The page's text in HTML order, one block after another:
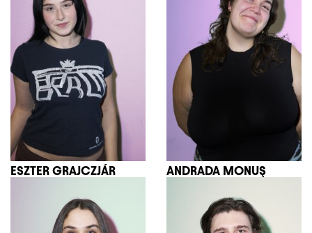
ESZTER GRAJCZJÁR ANDRADA MONUŞ